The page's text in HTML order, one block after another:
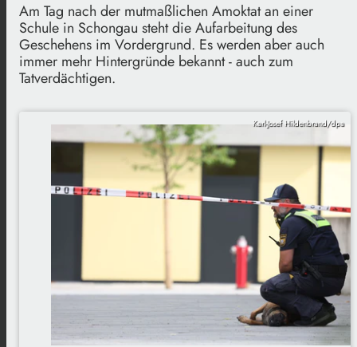
Am Tag nach der mutmaßlichen Amoktat an einer
Schule in Schongau steht die Aufarbeitung des
Geschehens im Vordergrund. Es werden aber auch
immer mehr Hintergründe bekannt - auch zum
Tatverdächtigen.
Karl-Josef Hildenbrand/dpa